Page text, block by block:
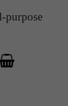
purpose